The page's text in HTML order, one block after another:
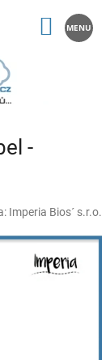
KOŠÍK
-
Imperia Bios´ s.r.o.